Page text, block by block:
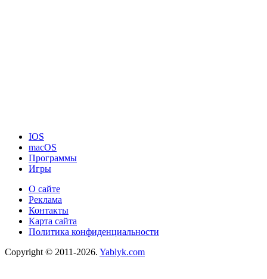
IOS
macOS
Программы
Игры
О сайте
Реклама
Контакты
Карта сайта
Политика конфиденциальности
Copyright © 2011-2026. Yablyk.сom